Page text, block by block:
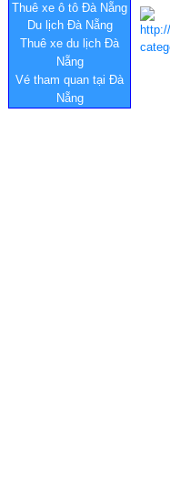
Thuê xe ô tô Đà Nẵng
Du lịch Đà Nẵng
Thuê xe du lịch Đà
Nẵng
Vé tham quan tại Đà
Nẵng